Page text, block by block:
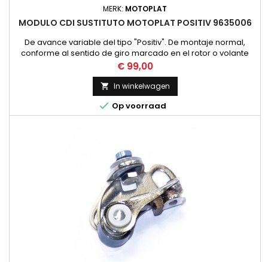
MERK: MOTOPLAT
MODULO CDI SUSTITUTO MOTOPLAT POSITIV 9635006
De avance variable del tipo "Positiv". De montaje normal,
conforme al sentido de giro marcado en el rotor o volante
magnético (sea izquierdas o derechas). Se monta en los
estatores Ø90mm. con conector fastom. Sustituye al módulo
Motoplat de referencia 9635006
Prijs
€ 99,00
 In winkelwagen
 Op voorraad